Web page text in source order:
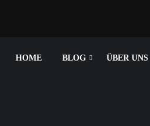
HOME BLOG ÜBER UNS